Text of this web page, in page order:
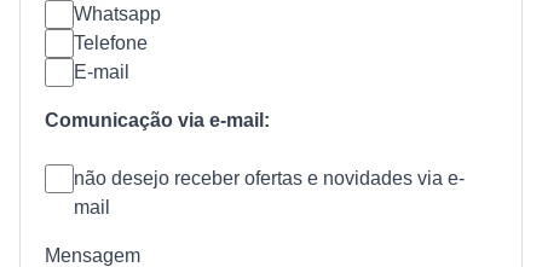
Whatsapp
Telefone
E-mail
Comunicação via e-mail:
não desejo receber ofertas e novidades via e-
mail
Mensagem